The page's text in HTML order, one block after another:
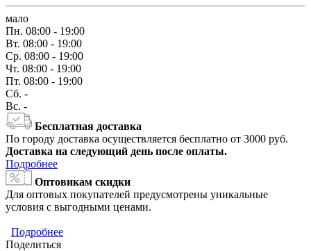
мало
Пн. 08:00 - 19:00
Вт. 08:00 - 19:00
Ср. 08:00 - 19:00
Чт. 08:00 - 19:00
Пт. 08:00 - 19:00
Сб. -
Вс. -
Бесплатная доставка
По городу доставка осуществляется бесплатно от 3000 руб.
Доставка на следующий день после оплаты.
Подробнее
Оптовикам скидки
Для оптовых покупателей предусмотрены уникальные
условия с выгодными ценами.
Подробнее
Поделиться